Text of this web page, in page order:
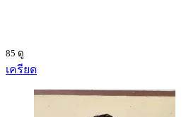
85 ดู
เครียด